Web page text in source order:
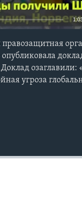
озаглавили:
угроза